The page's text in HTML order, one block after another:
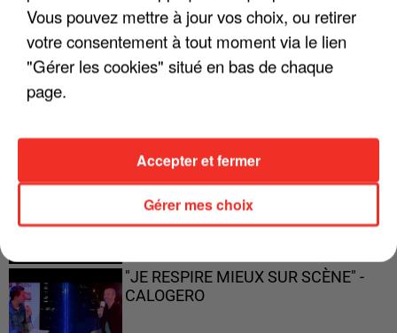
"ON A TOUS LE TRAC"
"ON N'EST PAS DES PARENTS
PARFAITS"
"JE RESPIRE MIEUX SUR SCÈNE" -
CALOGERO
Vous pouvez mettre à jour vos choix, ou retirer
votre consentement à tout moment via le lien
"Gérer les cookies" situé en bas de chaque
page.
Gérer mes choix
Accepter et fermer